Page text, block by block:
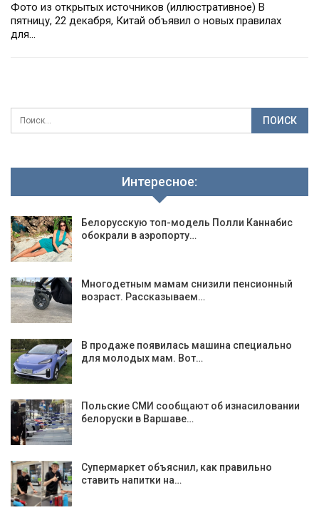
Фото из открытых источников (иллюстративное) В
пятницу, 22 декабря, Китай объявил о новых правилах
для…
Интересное:
Белорусскую топ-модель Полли Каннабис
обокрали в аэропорту…
Многодетным мамам снизили пенсионный
возраст. Рассказываем…
В продаже появилась машина специально
для молодых мам. Вот…
Польские СМИ сообщают об изнасиловании
белоруски в Варшаве…
Супермаркет объяснил, как правильно
ставить напитки на…